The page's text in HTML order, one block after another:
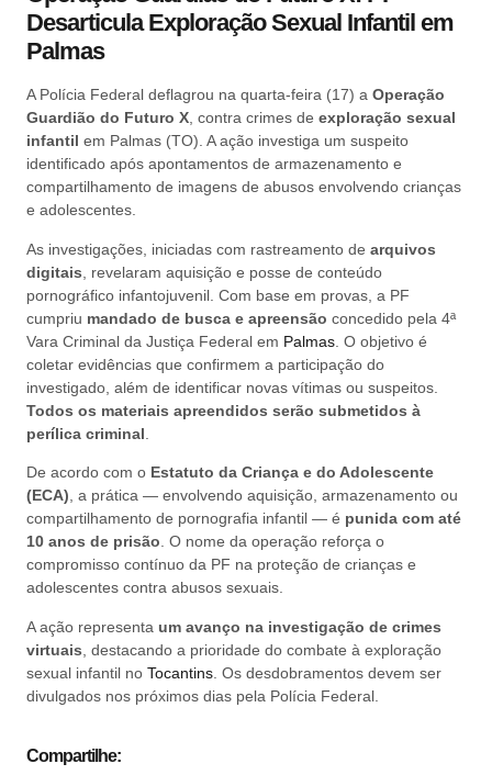
Desarticula Exploração Sexual Infantil em
Palmas
A Polícia Federal deflagrou na quarta-feira (17) a Operação
Guardião do Futuro X, contra crimes de exploração sexual
infantil em Palmas (TO). A ação investiga um suspeito
identificado após apontamentos de armazenamento e
compartilhamento de imagens de abusos envolvendo crianças
e adolescentes.
As investigações, iniciadas com rastreamento de arquivos
digitais , revelaram aquisição e posse de conteúdo
pornográfico infantojuvenil. Com base em provas, a PF
cumpriu mandado de busca e apreensão concedido pela 4ª
Vara Criminal da Justiça Federal em Palmas . O objetivo é
coletar evidências que confirmem a participação do
investigado, além de identificar novas vítimas ou suspeitos.
Todos os materiais apreendidos serão submetidos à
perílica criminal
De acordo com o Estatuto da Criança e do Adolescente
(ECA) , a prática — envolvendo aquisição, armazenamento ou
compartilhamento de pornografia infantil — é punida com até
10 anos de prisão . O nome da operação reforça o
compromisso contínuo da PF na proteção de crianças e
adolescentes contra abusos sexuais.
A ação representa um avanço na investigação de crimes
virtuais , destacando a prioridade do combate à exploração
sexual infantil no Tocantins . Os desdobramentos devem ser
divulgados nos próximos dias pela Polícia Federal.
Compartilhe: